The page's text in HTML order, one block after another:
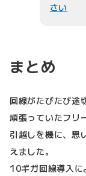
さい
まとめ
回線がたびたび途
頑張っていたフリ
引越しを機に、思
えました。
10ギガ回線導入に